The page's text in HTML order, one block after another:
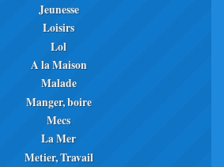
Jeunesse
Loisirs
Lol
A la Maison
Malade
Manger, boire
Mecs
La Mer
Metier, Travail